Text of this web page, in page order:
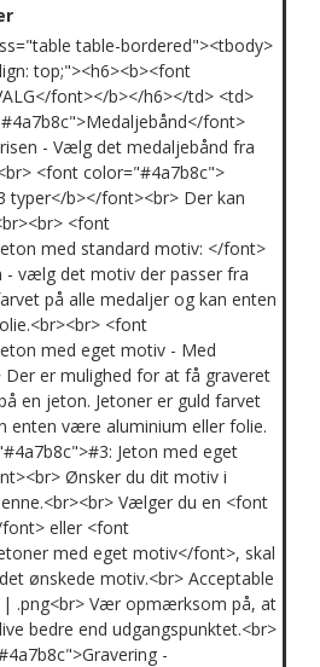
table-bordered"><tbody>
top;"><h6><b><font
font></b></h6></td> <td>
font>
- Vælg det medaljebånd fra
<font color="#4a7b8c">
typer</b></font><br> Der kan
<font
med standard motiv: </font>
- vælg det motiv der passer fra
på alle medaljer og kan enten
<font
med eget motiv - Med
Der er mulighed for at få graveret
en jeton. Jetoner er guld farvet
enten være aluminium eller folie.
Jeton med eget
Ønsker du dit motiv i
Vælger du en <font
eller <font
med eget motiv</font>, skal
ønskede motiv.<br> Acceptable
.png<br> Vær opmærksom på, at
bedre end udgangspunktet.<br>
-